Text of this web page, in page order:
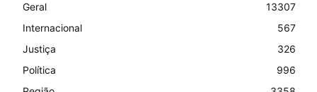
Geral
13307
Internacional
567
Justiça
326
Política
996